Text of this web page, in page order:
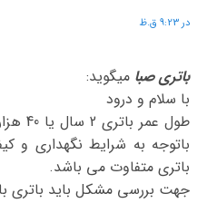
در 9:23 ق.ظ
باتری صبا میگوید:
با سلام و درود
طول
باتوجه به شرایط نگهداری و
باتری متفاوت می باشد.
جهت بررسی مشکل باید باتری